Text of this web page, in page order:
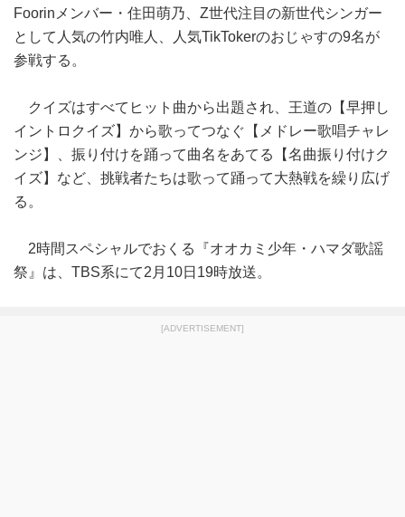
Foorinメンバー・住田萌乃、Z世代注目の新世代シンガー
として人気の竹内唯人、人気TikTokerのおじゃすの9名が
参戦する。
クイズはすべてヒット曲から出題され、王道の【早押し
イントロクイズ】から歌ってつなぐ【メドレー歌唱チャレ
ンジ】、振り付けを踊って曲名をあてる【名曲振り付けク
イズ】など、挑戦者たちは歌って踊って大熱戦を繰り広げ
る。
2時間スペシャルでおくる『オオカミ少年・ハマダ歌謡
祭』は、TBS系にて2月10日19時放送。
[ADVERTISEMENT]